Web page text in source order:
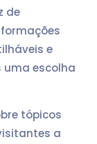
de
e
escolha
tópicos
a